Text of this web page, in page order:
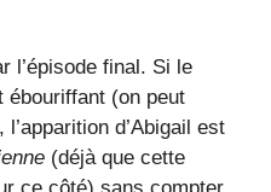
l’épisode final. Si le
ébouriffant (on peut
d’Abigail est
(déjà que cette